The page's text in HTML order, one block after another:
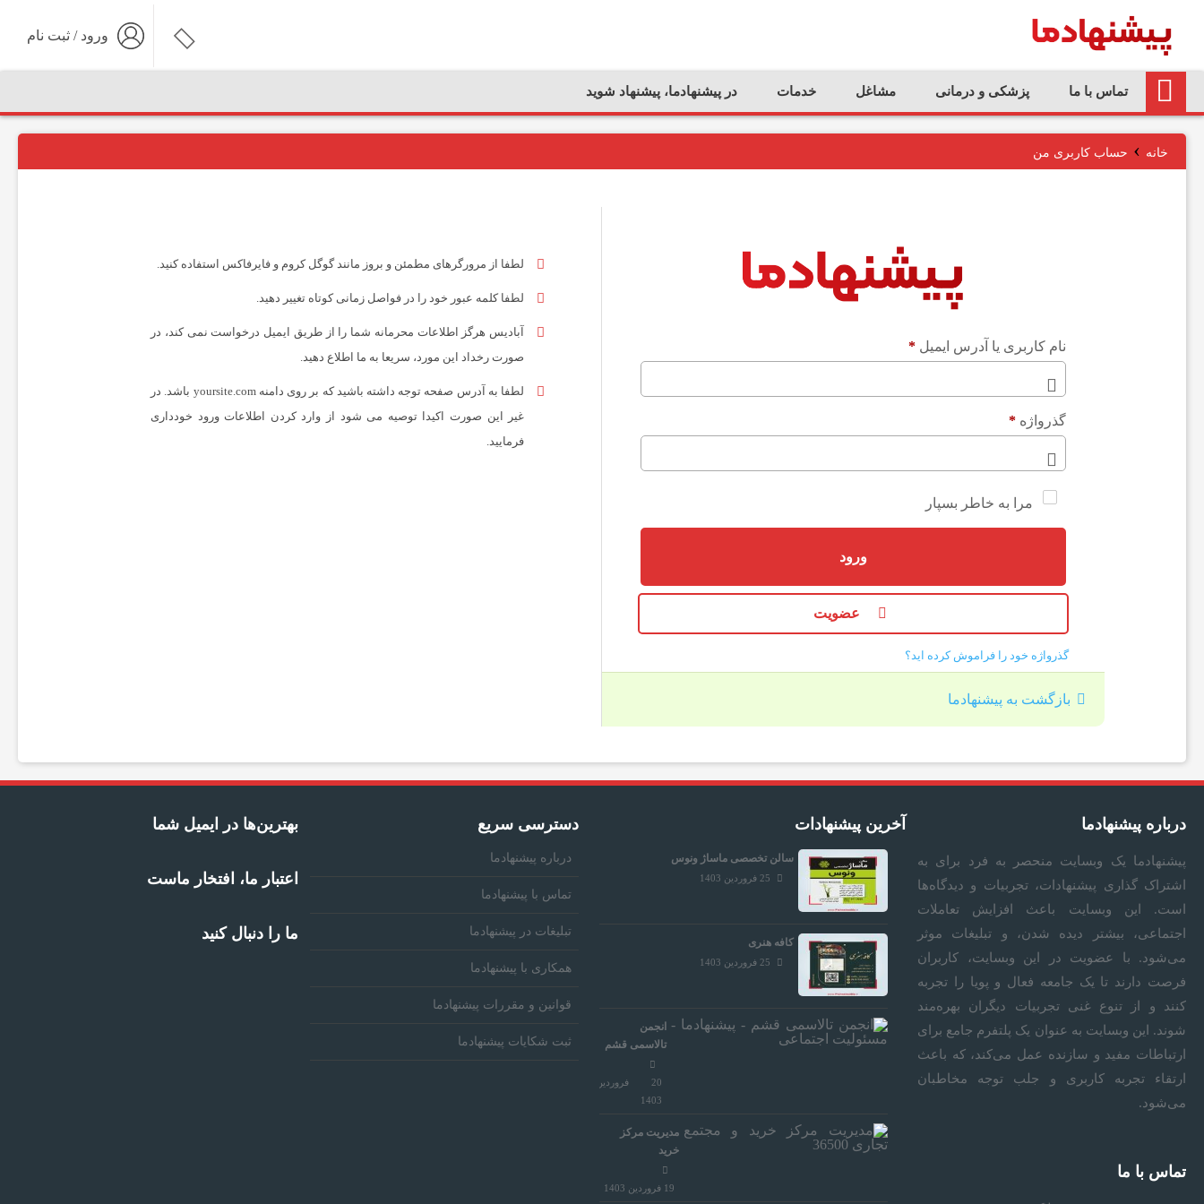
ورود / ثبت نام
تماس با ما پزشکی و درمانی مشاغل خدمات در پیشنهادما، پیشنهاد شوید
خانه › حساب کاربری من
نام کاربری یا آدرس ایمیل*
گذرواژه*
مرا به خاطر بسپار
ورود
عضویت
گذرواژه خود را فراموش کرده اید؟
بازگشت به پیشنهادما
لطفا از مرورگرهای مطمئن و بروز مانند گوگل کروم و فایرفاکس استفاده کنید.
لطفا کلمه عبور خود را در فواصل زمانی کوتاه تغییر دهید.
آبادیس هرگز اطلاعات محرمانه شما را از طریق ایمیل درخواست نمی کند، در
صورت رخداد این مورد، سریعا به ما اطلاع دهید.
لطفا به آدرس صفحه توجه داشته باشید که بر روی دامنه yoursite.com باشد. در
غیر این صورت اکیدا توصیه می شود از وارد کردن اطلاعات ورود خودداری
فرمایید.
درباره پیشنهادما
پیشنهادما یک وبسایت منحصر به فرد برای به
اشتراک گذاری پیشنهادات، تجربیات و دیدگاه‌ها
است. این وبسایت باعث افزایش تعاملات
اجتماعی، بیشتر دیده شدن، و تبلیغات موثر
می‌شود. با عضویت در این وبسایت، کاربران
فرصت دارند تا یک جامعه فعال و پویا را تجربه
کنند و از تنوع غنی تجربیات دیگران بهره‌مند
شوند. این وبسایت به عنوان یک پلتفرم جامع برای
ارتباطات مفید و سازنده عمل می‌کند، که باعث
ارتقاء تجربه کاربری و جلب توجه مخاطبان
می‌شود.
تماس با ما
آخرین پیشنهادات
سالن تخصصی ماساژ ونوس
25 فروردین 1403
کافه هنری
25 فروردین 1403
انجمن
تالاسمی قشم
20 فروردین
1403
مدیریت مرکز
خرید
19 فروردین 1403
دسترسی سریع
درباره پیشنهادما
تماس با پیشنهادما
تبلیغات در پیشنهادما
همکاری با پیشنهادما
قوانین و مقررات پیشنهادما
ثبت شکایات پیشنهادما
بهترین‌ها در ایمیل شما
اعتبار ما، افتخار ماست
ما را دنبال کنید